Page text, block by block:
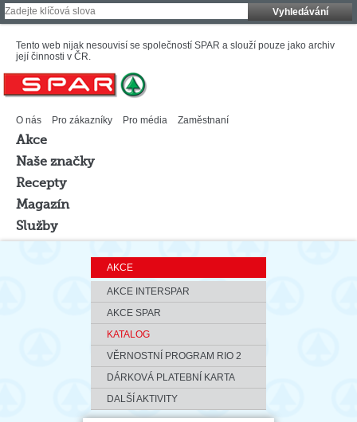
Vyhledávání
Tento web nijak nesouvisí se společností SPAR a slouží pouze jako archiv
její činnosti v ČR.
O nás Pro zákazníky Pro média Zaměstnaní
Akce
Naše značky
Recepty
Magazín
Služby
AKCE
AKCE INTERSPAR
AKCE SPAR
KATALOG
VĚRNOSTNÍ PROGRAM RIO 2
DÁRKOVÁ PLATEBNÍ KARTA
DALŠÍ AKTIVITY